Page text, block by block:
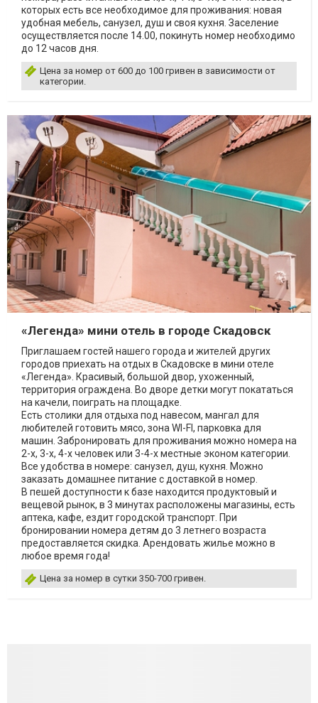
которых есть все необходимое для проживания: новая
удобная мебель, санузел, душ и своя кухня. Заселение
осуществляется после 14.00, покинуть номер необходимо
до 12 часов дня.
Цена за номер от 600 до 100 гривен в зависимости от
категории.
«Легенда» мини отель в городе Скадовск
Приглашаем гостей нашего города и жителей других
городов приехать на отдых в Скадовске в мини отеле
«Легенда». Красивый, большой двор, ухоженный,
территория ограждена. Во дворе детки могут покататься
на качели, поиграть на площадке.
Есть столики для отдыха под навесом, мангал для
любителей готовить мясо, зона WI-FI, парковка для
машин. Забронировать для проживания можно номера на
2-х, 3-х, 4-х человек или 3-4-х местные эконом категории.
Все удобства в номере: санузел, душ, кухня. Можно
заказать домашнее питание с доставкой в номер.
В пешей доступности к базе находится продуктовый и
вещевой рынок, в 3 минутах расположены магазины, есть
аптека, кафе, ездит городской транспорт. При
бронировании номера детям до 3 летнего возраста
предоставляется скидка. Арендовать жилье можно в
любое время года!
Цена за номер в сутки 350-700 гривен.